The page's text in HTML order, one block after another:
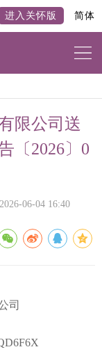
进入关怀版 简体
限公司送
〔2026〕0
06-04 16:40
司